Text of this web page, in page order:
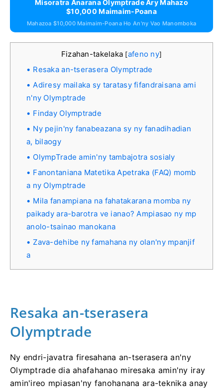
Misoratra Anarana Olymptrade Ary Mahazo
$10,000 Maimaim-Poana
Mahazoa $10,000 Maimaim-Poana Ho An'ny Vao Manomboka
Fizahan-takelaka [afeno ny]
Resaka an-tserasera Olymptrade
Adiresy mailaka sy taratasy fifandraisana ami
n'ny Olymptrade
Finday Olymptrade
Ny pejin'ny fanabeazana sy ny fanadihadian
a, bilaogy
OlympTrade amin'ny tambajotra sosialy
Fanontaniana Matetika Apetraka (FAQ) momb
a ny Olymptrade
Mila fanampiana na fahatakarana momba ny
paikady ara-barotra ve ianao? Ampiasao ny mp
anolo-tsainao manokana
Zava-dehibe ny famahana ny olan'ny mpanjif
a
Resaka an-tserasera
Olymptrade
Ny endri-javatra firesahana an-tserasera an'ny
Olymptrade dia ahafahanao miresaka amin'ny iray
amin'ireo mpiasan'ny fanohanana ara-teknika anay